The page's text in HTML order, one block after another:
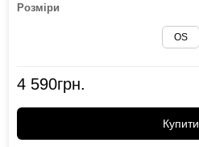
Розміри
OS
4 590грн.
Купити